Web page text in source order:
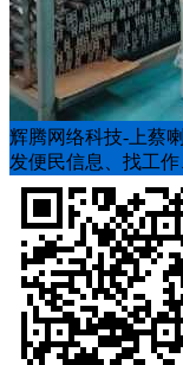
辉腾网络科技-上蔡
发便民信息、找工